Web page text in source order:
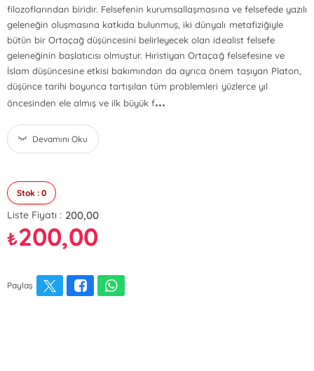
filozoflarından biridir. Felsefenin kurumsallaşmasına ve felsefede yazılı
geleneğin oluşmasına katkıda bulunmuş, iki dünyalı metafiziğiyle
bütün bir Ortaçağ düşüncesini belirleyecek olan idealist felsefe
geleneğinin başlatıcısı olmuştur. Hıristiyan Ortaçağ felsefesine ve
İslam düşüncesine etkisi bakımından da ayrıca önem taşıyan Platon,
düşünce tarihi boyunca tartışılan tüm problemleri yüzlerce yıl
öncesinden ele almış ve ilk büyük f...
Devamını Oku
Stok : 0
Liste Fiyatı : 200,00
₺200,00
Paylaş